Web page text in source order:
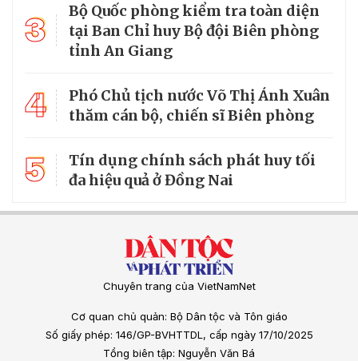
3
Bộ Quốc phòng kiểm tra toàn diện
tại Ban Chỉ huy Bộ đội Biên phòng
tỉnh An Giang
4
Phó Chủ tịch nước Võ Thị Ánh Xuân
thăm cán bộ, chiến sĩ Biên phòng
5
Tín dụng chính sách phát huy tối
đa hiệu quả ở Đồng Nai
Chuyên trang của VietNamNet
Cơ quan chủ quản: Bộ Dân tộc và Tôn giáo
Số giấy phép: 146/GP-BVHTTDL, cấp ngày 17/10/2025
Tổng biên tập: Nguyễn Văn Bá